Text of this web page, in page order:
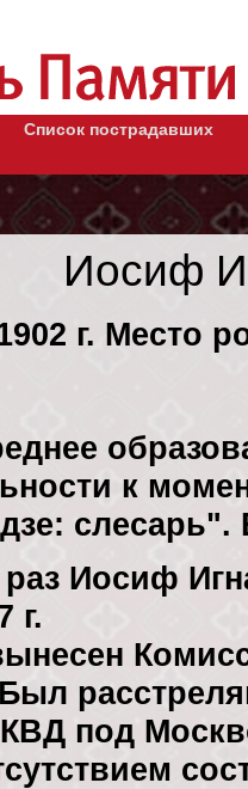
Список пострадавших
Иосиф
г. Место
к
Иосиф
г.
Был
под